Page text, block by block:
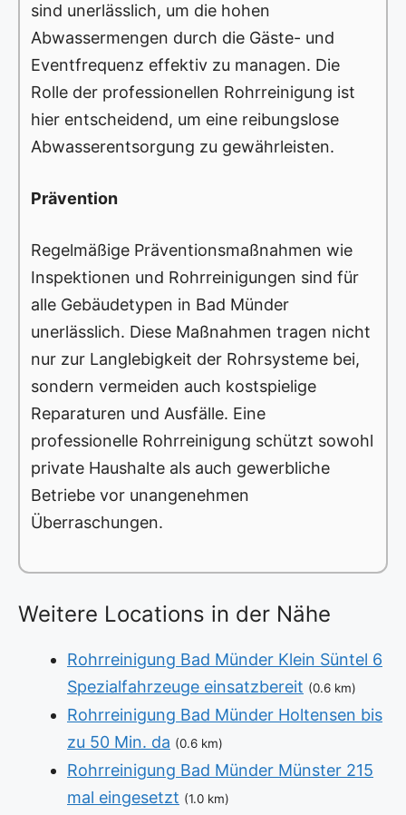
sind unerlässlich, um die hohen
Abwassermengen durch die Gäste- und
Eventfrequenz effektiv zu managen. Die
Rolle der professionellen Rohrreinigung ist
hier entscheidend, um eine reibungslose
Abwasserentsorgung zu gewährleisten.
Prävention
Regelmäßige Präventionsmaßnahmen wie
Inspektionen und Rohrreinigungen sind für
alle Gebäudetypen in Bad Münder
unerlässlich. Diese Maßnahmen tragen nicht
nur zur Langlebigkeit der Rohrsysteme bei,
sondern vermeiden auch kostspielige
Reparaturen und Ausfälle. Eine
professionelle Rohrreinigung schützt sowohl
private Haushalte als auch gewerbliche
Betriebe vor unangenehmen
Überraschungen.
Weitere Locations in der Nähe
Rohrreinigung Bad Münder Klein Süntel 6
Spezialfahrzeuge einsatzbereit (0.6 km)
Rohrreinigung Bad Münder Holtensen bis
zu 50 Min. da (0.6 km)
Rohrreinigung Bad Münder Münster 215
mal eingesetzt (1.0 km)